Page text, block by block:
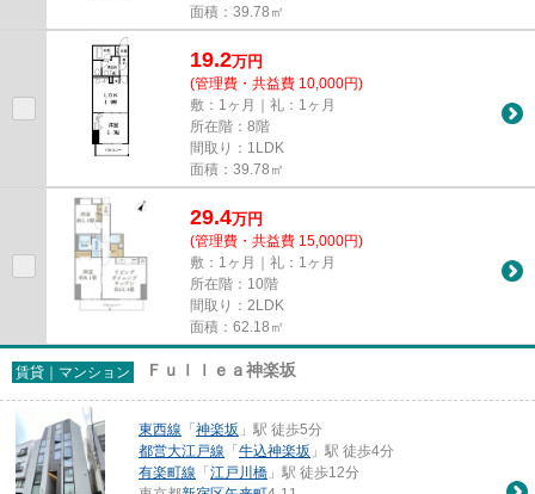
面積：39.78㎡
19.2万円
(管理費・共益費 10,000円)
敷：1ヶ月｜礼：1ヶ月
所在階：8階
間取り：1LDK
面積：39.78㎡
29.4万円
(管理費・共益費 15,000円)
敷：1ヶ月｜礼：1ヶ月
所在階：10階
間取り：2LDK
面積：62.18㎡
賃貸｜マンション Ｆｕｌｌｅａ神楽坂
東西線 「 神楽坂 」駅 徒歩5分
都営大江戸線 「 牛込神楽坂 」駅 徒歩4分
有楽町線 「 江戸川橋 」駅 徒歩12分